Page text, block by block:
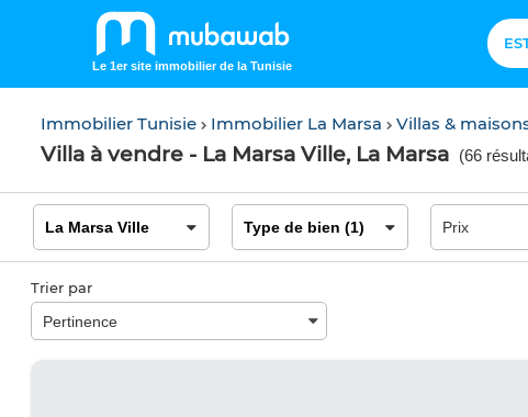
Le 1er site immobilier de la Tunisie
Immobilier Tunisie Immobilier La Marsa Villas &
Villa à vendre - La Marsa Ville, La Marsa (66
Trier par